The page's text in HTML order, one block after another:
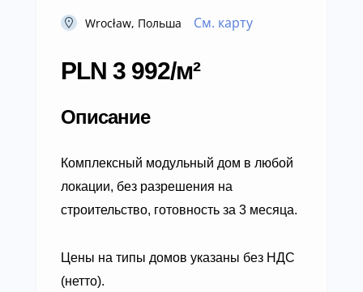
Wrocław, Польша См. карту
PLN 3 992/м²
Описание
Комплексный модульный дом в любой
локации, без разрешения на
строительство, готовность за 3 месяца.
Цены на типы домов указаны без НДС
(нетто).